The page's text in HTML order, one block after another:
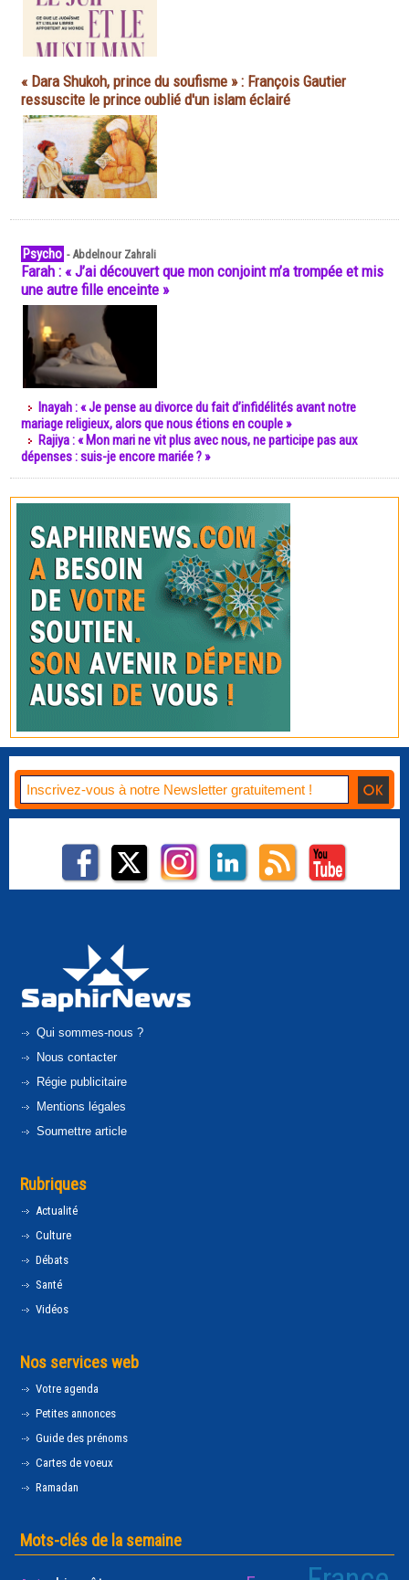
« Dara Shukoh, prince du soufisme » : François Gautier
ressuscite le prince oublié d'un islam éclairé
Psycho -Abdelnour Zahrali
Farah : « J’ai découvert que mon conjoint m’a trompée et mis
une autre fille enceinte »
Inayah : « Je pense au divorce du fait d’infidélités avant notre
mariage religieux, alors que nous étions en couple »
Rajiya : « Mon mari ne vit plus avec nous, ne participe pas aux
dépenses : suis-je encore mariée ? »
Qui sommes-nous ?
Nous contacter
Régie publicitaire
Mentions légales
Soumettre article
Rubriques
Actualité
Culture
Débats
Santé
Vidéos
Nos services web
Votre agenda
Petites annonces
Guide des prénoms
Cartes de voeux
Ramadan
Mots-clés de la semaine